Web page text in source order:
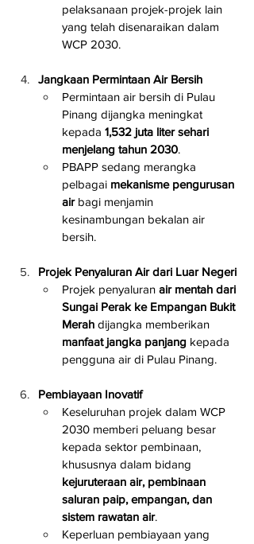
pelaksanaan projek-projek lain
yang telah disenaraikan dalam
WCP 2030.
Jangkaan Permintaan Air Bersih
Permintaan air bersih di Pulau
Pinang dijangka meningkat
kepada 1,532 juta liter sehari
menjelang tahun 2030.
PBAPP sedang merangka
pelbagai mekanisme pengurusan
air bagi menjamin
kesinambungan bekalan air
bersih.
Projek Penyaluran Air dari Luar Negeri
Projek penyaluran air mentah dari
Sungai Perak ke Empangan Bukit
Merah dijangka memberikan
manfaat jangka panjang kepada
pengguna air di Pulau Pinang.
Pembiayaan Inovatif
Keseluruhan projek dalam WCP
2030 memberi peluang besar
kepada sektor pembinaan,
khususnya dalam bidang
kejuruteraan air, pembinaan
saluran paip, empangan, dan
sistem rawatan air.
Keperluan pembiayaan yang